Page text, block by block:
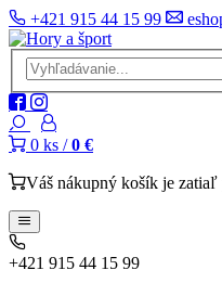
+421 915 44 15 99
0 ks / 0 €
Váš nákupný košík je zatiaľ
+421 915 44 15 99